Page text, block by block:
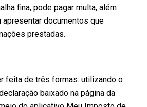
fina, pode pagar multa, além
documentos que
prestadas.
feita de três formas: utilizando o
baixado na página da